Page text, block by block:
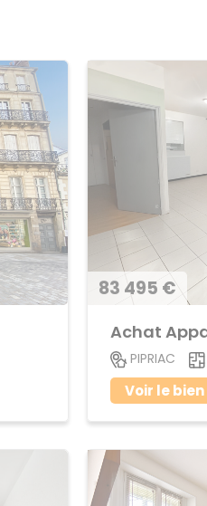
83 495 €
Achat
PIPRIAC
Voir le bien